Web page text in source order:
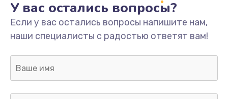
У вас остались вопросы?
Если у вас остались вопросы напишите нам,
наши специалисты с радостью ответят вам!